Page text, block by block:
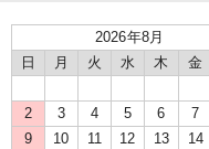
2026年8月
日
月 火 水 木 金
2
3 4 5 6 7
9
10 11 12 13 14